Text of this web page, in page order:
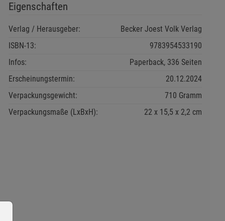
Eigenschaften
Verlag / Herausgeber:
Becker Joest Volk Verlag
ISBN-13:
9783954533190
Infos:
Paperback, 336 Seiten
Erscheinungstermin:
20.12.2024
Verpackungsgewicht:
710 Gramm
Verpackungsmaße (LxBxH):
22 15,5 2,2cm